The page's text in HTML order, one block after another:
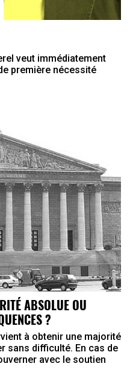
veut immédiatement
première nécessité
ABSOLUE OU
?
à obtenir une majorité
sans difficulté. En cas de
avec le soutien